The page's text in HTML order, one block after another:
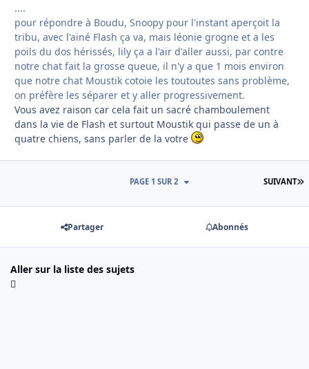
....
pour répondre à Boudu, Snoopy pour l'instant aperçoit la
tribu, avec l'ainé Flash ça va, mais léonie grogne et a les
poils du dos hérissés, lily ça a l'air d'aller aussi, par contre
notre chat fait la grosse queue, il n'y a que 1 mois environ
que notre chat Moustik cotoie les toutoutes sans problème,
on préfère les séparer et y aller progressivement.
Vous avez raison car cela fait un sacré chamboulement
dans la vie de Flash et surtout Moustik qui passe de un à
quatre chiens, sans parler de la votre
SUIVANT
PAGE 1 SUR 2
Partager Abonnés
Aller sur la liste des sujets